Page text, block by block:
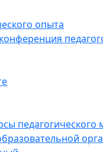
опыта
педагогического